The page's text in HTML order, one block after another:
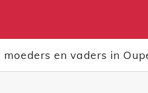
en vaders in